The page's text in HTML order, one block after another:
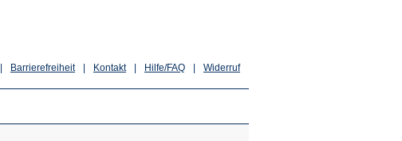
Widerruf
Hilfe/FAQ
Kontakt
Barrierefreiheit